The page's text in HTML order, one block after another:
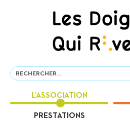
Recherche
Recherche
L’ASSOCIATION
PRESTATIONS